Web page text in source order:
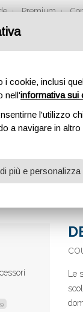
Premium
Le
i cookie, inclusi
nell'informativa sui
l'utilizzo
a navigare in
più e personalizza